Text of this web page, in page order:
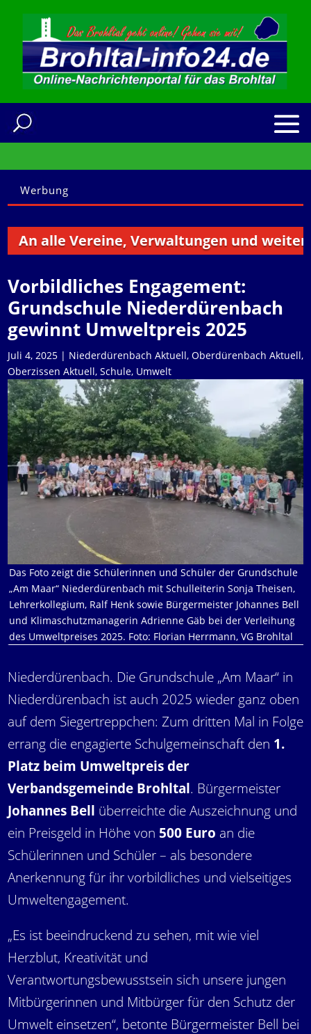
Werbung
alle Vereine, Verwaltungen und weitere
Vorbildliches Engagement:
Grundschule Niederdürenbach
gewinnt Umweltpreis 2025
Juli 4, 2025 | Niederdürenbach Aktuell, Oberdürenbach Aktuell,
Oberzissen Aktuell, Schule, Umwelt
Das Foto zeigt die Schülerinnen und Schüler der Grundschule
„Am Maar“ Niederdürenbach mit Schulleiterin Sonja Theisen,
Lehrerkollegium, Ralf Henk sowie Bürgermeister Johannes Bell
und Klimaschutzmanagerin Adrienne Gäb bei der Verleihung
des Umweltpreises 2025. Foto: Florian Herrmann, VG Brohltal
Niederdürenbach. Die Grundschule „Am Maar“ in
Niederdürenbach ist auch 2025 wieder ganz oben
auf dem Siegertreppchen: Zum dritten Mal in Folge
errang die engagierte Schulgemeinschaft den 1.
Platz beim Umweltpreis der
Verbandsgemeinde Brohltal. Bürgermeister
Johannes Bell überreichte die Auszeichnung und
ein Preisgeld in Höhe von 500 Euro an die
Schülerinnen und Schüler – als besondere
Anerkennung für ihr vorbildliches und vielseitiges
Umweltengagement.
„Es ist beeindruckend zu sehen, mit wie viel
Herzblut, Kreativität und
Verantwortungsbewusstsein sich unsere jungen
Mitbürgerinnen und Mitbürger für den Schutz der
Umwelt einsetzen“, betonte Bürgermeister Bell bei